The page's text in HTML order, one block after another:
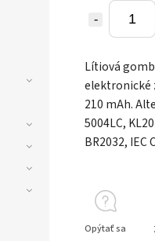
Lítiová
elektronické
210 mAh.
5004LC,
BR2032, IEC
Opýtať sa